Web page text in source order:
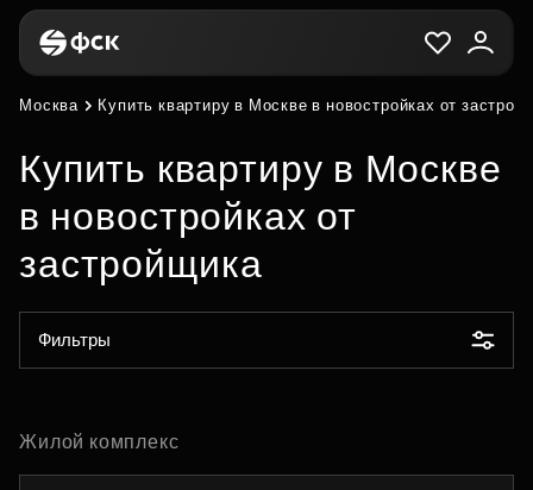
Москва Купить квартиру в Москве в новостройках от
Купить квартиру в Москве
в новостройках от
застройщика
Фильтры
Жилой комплекс